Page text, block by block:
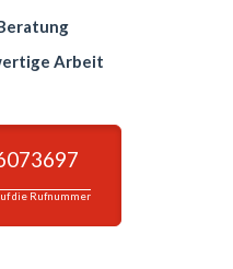
Arbeit
die Rufnummer